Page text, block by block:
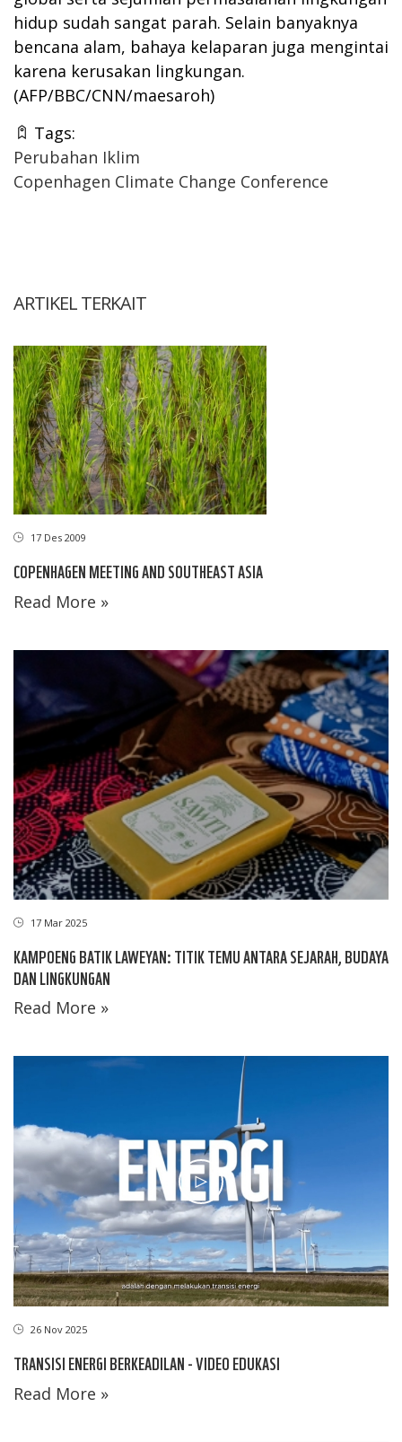
hidup sudah sangat parah. Selain banyaknya
bencana alam, bahaya kelaparan juga mengintai
karena kerusakan lingkungan.
(AFP/BBC/CNN/maesaroh)
Tags:
Perubahan Iklim
Copenhagen Climate Change Conference
ARTIKEL TERKAIT
17 Des 2009
COPENHAGEN MEETING AND SOUTHEAST ASIA
Read More »
17 Mar 2025
KAMPOENG BATIK LAWEYAN: TITIK TEMU ANTARA SEJARAH, BUDAYA
DAN LINGKUNGAN
Read More »
26 Nov 2025
TRANSISI ENERGI BERKEADILAN - VIDEO EDUKASI
Read More »